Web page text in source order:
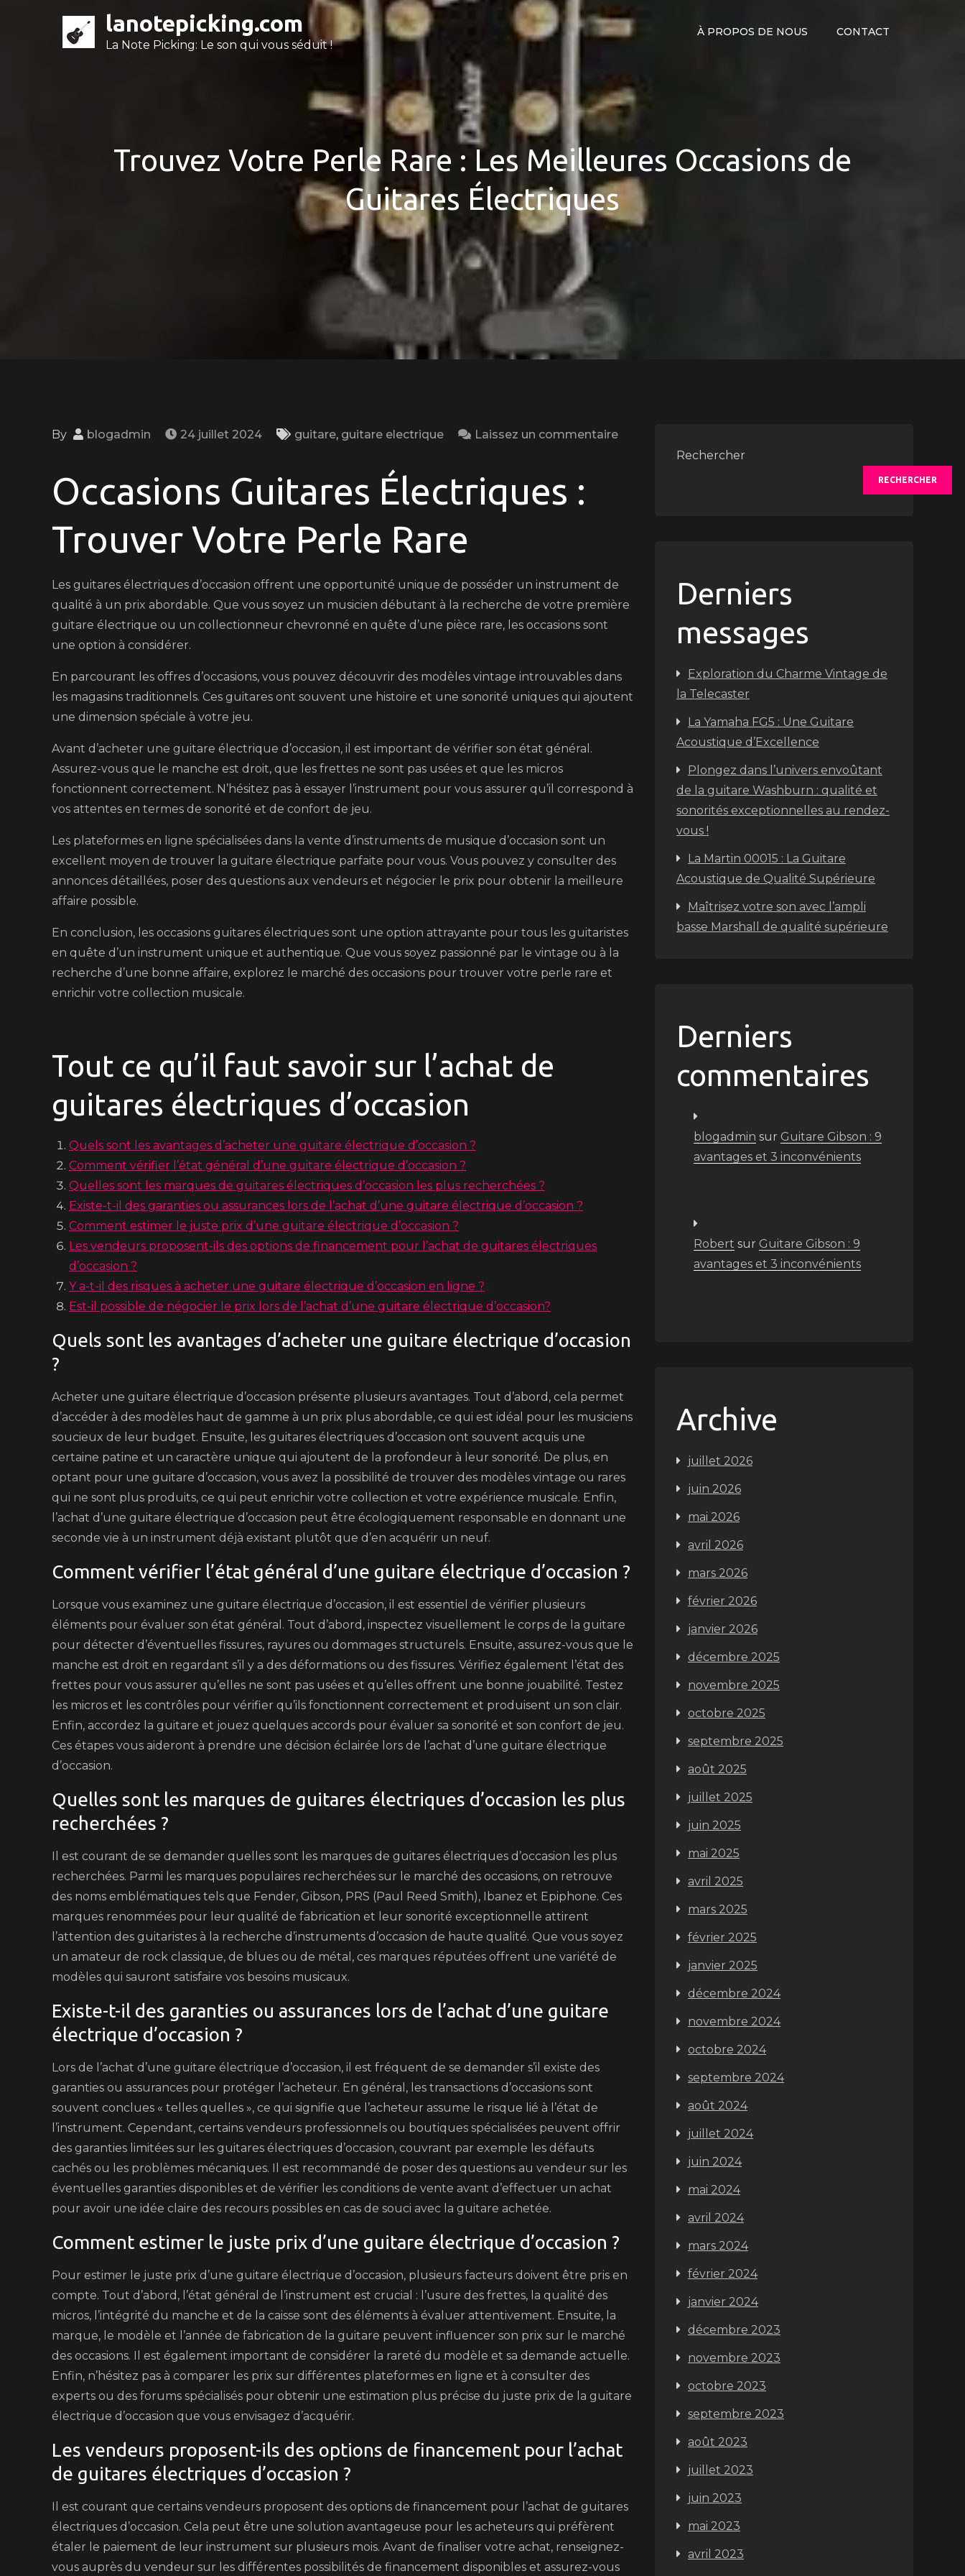
lanotepicking.com
La Note Picking: Le son qui vous séduit !
À PROPOS DE NOUS CONTACT
Trouvez Votre Perle Rare : Les Meilleures Occasions de
Guitares Électriques
By blogadmin 24 juillet 2024 guitare, guitare electrique Laissez un commentaireon
Occasions Guitares Électriques :
Trouver Votre Perle Rare
Les guitares électriques d’occasion offrent une opportunité unique de posséder un instrument de
qualité à un prix abordable. Que vous soyez un musicien débutant à la recherche de votre première
guitare électrique ou un collectionneur chevronné en quête d’une pièce rare, les occasions sont
une option à considérer.
En parcourant les offres d’occasions, vous pouvez découvrir des modèles vintage introuvables dans
les magasins traditionnels. Ces guitares ont souvent une histoire et une sonorité uniques qui ajoutent
une dimension spéciale à votre jeu.
Avant d’acheter une guitare électrique d’occasion, il est important de vérifier son état général.
Assurez-vous que le manche est droit, que les frettes ne sont pas usées et que les micros
fonctionnent correctement. N’hésitez pas à essayer l’instrument pour vous assurer qu’il correspond à
vos attentes en termes de sonorité et de confort de jeu.
Les plateformes en ligne spécialisées dans la vente d’instruments de musique d’occasion sont un
excellent moyen de trouver la guitare électrique parfaite pour vous. Vous pouvez y consulter des
annonces détaillées, poser des questions aux vendeurs et négocier le prix pour obtenir la meilleure
affaire possible.
En conclusion, les occasions guitares électriques sont une option attrayante pour tous les guitaristes
en quête d’un instrument unique et authentique. Que vous soyez passionné par le vintage ou à la
recherche d’une bonne affaire, explorez le marché des occasions pour trouver votre perle rare et
enrichir votre collection musicale.
Tout ce qu’il faut savoir sur l’achat de
guitares électriques d’occasion
Quels sont les avantages d’acheter une guitare électrique d’occasion ?
Comment vérifier l’état général d’une guitare électrique d’occasion ?
Quelles sont les marques de guitares électriques d’occasion les plus recherchées ?
Existe-t-il des garanties ou assurances lors de l’achat d’une guitare électrique d’occasion ?
Comment estimer le juste prix d’une guitare électrique d’occasion ?
Les vendeurs proposent-ils des options de financement pour l’achat de guitares électriques
d’occasion ?
Y a-t-il des risques à acheter une guitare électrique d’occasion en ligne ?
Est-il possible de négocier le prix lors de l’achat d’une guitare électrique d’occasion?
Quels sont les avantages d’acheter une guitare électrique d’occasion
?
Acheter une guitare électrique d’occasion présente plusieurs avantages. Tout d’abord, cela permet
d’accéder à des modèles haut de gamme à un prix plus abordable, ce qui est idéal pour les musiciens
soucieux de leur budget. Ensuite, les guitares électriques d’occasion ont souvent acquis une
certaine patine et un caractère unique qui ajoutent de la profondeur à leur sonorité. De plus, en
optant pour une guitare d’occasion, vous avez la possibilité de trouver des modèles vintage ou rares
qui ne sont plus produits, ce qui peut enrichir votre collection et votre expérience musicale. Enfin,
l’achat d’une guitare électrique d’occasion peut être écologiquement responsable en donnant une
seconde vie à un instrument déjà existant plutôt que d’en acquérir un neuf.
Comment vérifier l’état général d’une guitare électrique d’occasion ?
Lorsque vous examinez une guitare électrique d’occasion, il est essentiel de vérifier plusieurs
éléments pour évaluer son état général. Tout d’abord, inspectez visuellement le corps de la guitare
pour détecter d’éventuelles fissures, rayures ou dommages structurels. Ensuite, assurez-vous que le
manche est droit en regardant s’il y a des déformations ou des fissures. Vérifiez également l’état des
frettes pour vous assurer qu’elles ne sont pas usées et qu’elles offrent une bonne jouabilité. Testez
les micros et les contrôles pour vérifier qu’ils fonctionnent correctement et produisent un son clair.
Enfin, accordez la guitare et jouez quelques accords pour évaluer sa sonorité et son confort de jeu.
Ces étapes vous aideront à prendre une décision éclairée lors de l’achat d’une guitare électrique
d’occasion.
Quelles sont les marques de guitares électriques d’occasion les plus
recherchées ?
Il est courant de se demander quelles sont les marques de guitares électriques d’occasion les plus
recherchées. Parmi les marques populaires recherchées sur le marché des occasions, on retrouve
des noms emblématiques tels que Fender, Gibson, PRS (Paul Reed Smith), Ibanez et Epiphone. Ces
marques renommées pour leur qualité de fabrication et leur sonorité exceptionnelle attirent
l’attention des guitaristes à la recherche d’instruments d’occasion de haute qualité. Que vous soyez
un amateur de rock classique, de blues ou de métal, ces marques réputées offrent une variété de
modèles qui sauront satisfaire vos besoins musicaux.
Existe-t-il des garanties ou assurances lors de l’achat d’une guitare
électrique d’occasion ?
Lors de l’achat d’une guitare électrique d’occasion, il est fréquent de se demander s’il existe des
garanties ou assurances pour protéger l’acheteur. En général, les transactions d’occasions sont
souvent conclues « telles quelles », ce qui signifie que l’acheteur assume le risque lié à l’état de
l’instrument. Cependant, certains vendeurs professionnels ou boutiques spécialisées peuvent offrir
des garanties limitées sur les guitares électriques d’occasion, couvrant par exemple les défauts
cachés ou les problèmes mécaniques. Il est recommandé de poser des questions au vendeur sur les
éventuelles garanties disponibles et de vérifier les conditions de vente avant d’effectuer un achat
pour avoir une idée claire des recours possibles en cas de souci avec la guitare achetée.
Comment estimer le juste prix d’une guitare électrique d’occasion ?
Pour estimer le juste prix d’une guitare électrique d’occasion, plusieurs facteurs doivent être pris en
compte. Tout d’abord, l’état général de l’instrument est crucial : l’usure des frettes, la qualité des
micros, l’intégrité du manche et de la caisse sont des éléments à évaluer attentivement. Ensuite, la
marque, le modèle et l’année de fabrication de la guitare peuvent influencer son prix sur le marché
des occasions. Il est également important de considérer la rareté du modèle et sa demande actuelle.
Enfin, n’hésitez pas à comparer les prix sur différentes plateformes en ligne et à consulter des
experts ou des forums spécialisés pour obtenir une estimation plus précise du juste prix de la guitare
électrique d’occasion que vous envisagez d’acquérir.
Les vendeurs proposent-ils des options de financement pour l’achat
de guitares électriques d’occasion ?
Il est courant que certains vendeurs proposent des options de financement pour l’achat de guitares
électriques d’occasion. Cela peut être une solution avantageuse pour les acheteurs qui préfèrent
étaler le paiement de leur instrument sur plusieurs mois. Avant de finaliser votre achat, renseignez-
vous auprès du vendeur sur les différentes possibilités de financement disponibles et assurez-vous
Rechercher
RECHERCHER
Derniers
messages
Exploration du Charme Vintage de
la Telecaster
La Yamaha FG5 : Une Guitare
Acoustique d’Excellence
Plongez dans l’univers envoûtant
de la guitare Washburn : qualité et
sonorités exceptionnelles au rendez-
vous !
La Martin 00015 : La Guitare
Acoustique de Qualité Supérieure
Maîtrisez votre son avec l’ampli
basse Marshall de qualité supérieure
Derniers
commentaires
blogadmin sur Guitare Gibson : 9
avantages et 3 inconvénients
Robert sur Guitare Gibson : 9
avantages et 3 inconvénients
Archive
juillet 2026
juin 2026
mai 2026
avril 2026
mars 2026
février 2026
janvier 2026
décembre 2025
novembre 2025
octobre 2025
septembre 2025
août 2025
juillet 2025
juin 2025
mai 2025
avril 2025
mars 2025
février 2025
janvier 2025
décembre 2024
novembre 2024
octobre 2024
septembre 2024
août 2024
juillet 2024
juin 2024
mai 2024
avril 2024
mars 2024
février 2024
janvier 2024
décembre 2023
novembre 2023
octobre 2023
septembre 2023
août 2023
juillet 2023
juin 2023
mai 2023
avril 2023